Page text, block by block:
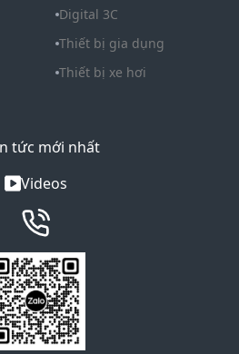
Digital 3C
Thiết bị gia dụng
Thiết bị xe hơi
tức mới nhất
Videos